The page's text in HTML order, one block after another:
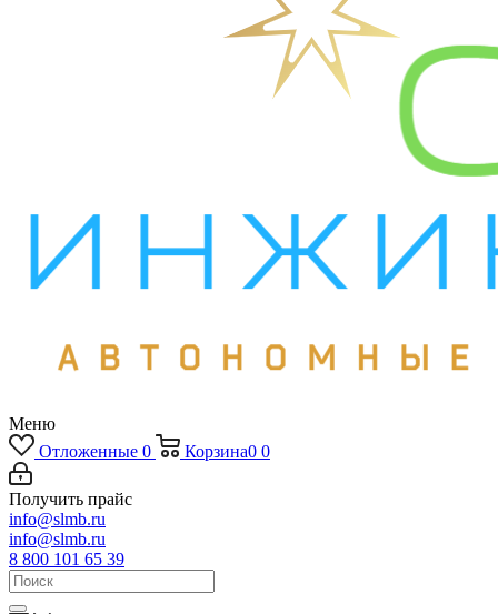
Меню
Отложенные 0 Корзина0 0
Получить прайс
info@slmb.ru
info@slmb.ru
8 800 101 65 39